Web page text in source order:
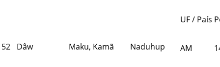
52 Dâw Maku, Kamã Naduhup
UF / País
AM